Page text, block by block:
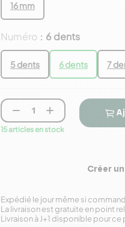
16 mm
Numéro : 6 dents
5 dents 6 dents 7
 
15 articles en stock
Créer
Expédié le jour même si
Livraison à J+1 disponible pour ce
La livraison est gratuite en point